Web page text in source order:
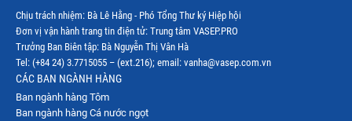
Thị trường Nga
Thị trường Hàn Quốc
Thị trường Nhật Bản
Thị trường Thái Lan
Chịu trách nhiệm: Bà Lê Hằng - Phó Tổng Thư ký Hiệp hội
Đơn vị vận hành trang tin điện tử: Trung tâm VASEP.PRO
Trưởng Ban Biên tập: Bà Nguyễn Thị Vân Hà
Tel: (+84 24) 3.7715055 – (ext.216); email: vanha@vasep.com.vn
CÁC BAN NGÀNH HÀNG
Ban ngành hàng Tôm
Ban ngành hàng Cá nước ngọt